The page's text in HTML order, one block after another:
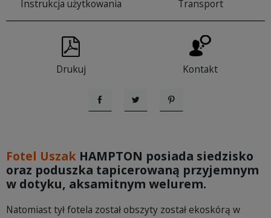
Instrukcja użytkowania Transport
Drukuj Kontakt
UdostępnijTweetujPinterest
Fotel Uszak HAMPTON posiada siedzisko
oraz poduszka tapicerowaną przyjemnym
w dotyku, aksamitnym welurem.
Natomiast tył fotela został obszyty został ekoskórą w